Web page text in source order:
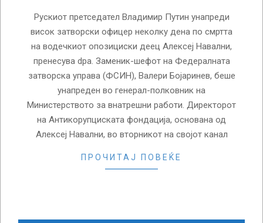
Рускиот претседател Владимир Путин унапреди
висок затворски офицер неколку дена по смртта
на водечкиот опозициски деец Алексеј Навални,
пренесува dpa. Заменик-шефот на Федералната
затворска управа (ФСИН), Валери Бојаринев, беше
унапреден во генерал-полковник на
Министерството за внатрешни работи. Директорот
на Антикорупциската фондација, основана од
Алексеј Навални, во вторникот на својот канал
ПРОЧИТАЈ ПОВЕЌЕ